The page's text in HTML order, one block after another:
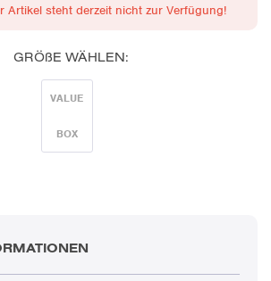
Artikel steht derzeit nicht zur Verfügung!
GRÖßE WÄHLEN:
VALUE
BOX